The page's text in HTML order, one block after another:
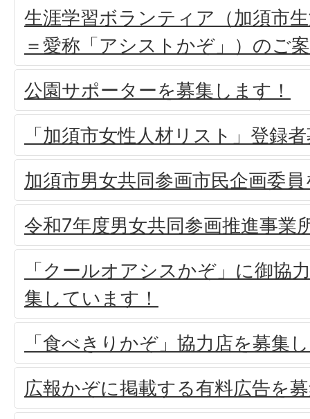
生涯学習ボランティア（加須市
＝愛称「アシストかぞ」）のご
公園サポーターを募集します！
「加須市女性人材リスト」登録
加須市男女共同参画市民企画委
令和7年度男女共同参画推進事業
「クールオアシスかぞ」に御協
集しています！
「食べきりかぞ」協力店を募集
広報かぞに掲載する有料広告を